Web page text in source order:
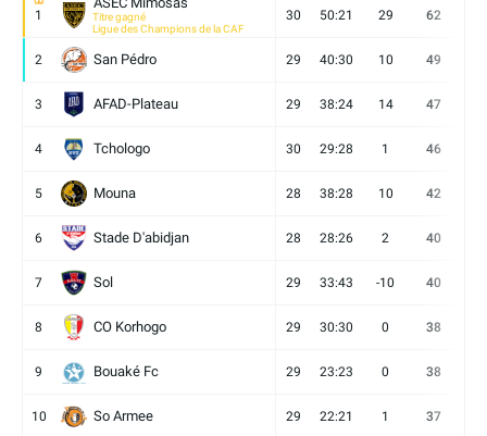
1
Titre gagné
Ligue des Champions de la CAF
30 50:21 29 62
2 San Pédro 29 40:30 10 49
3 AFAD-Plateau 29 38:24 14 47
4 Tchologo 30 29:28 1 46
5 Mouna 28 38:28 10 42
6 Stade D'abidjan 28 28:26 2 40
7 Sol 29 33:43 -10 40
8 CO Korhogo 29 30:30 0 38
9 Bouaké Fc 29 23:23 0 38
10 So Armee 29 22:21 1 37